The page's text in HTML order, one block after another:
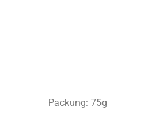
Packung: 75g